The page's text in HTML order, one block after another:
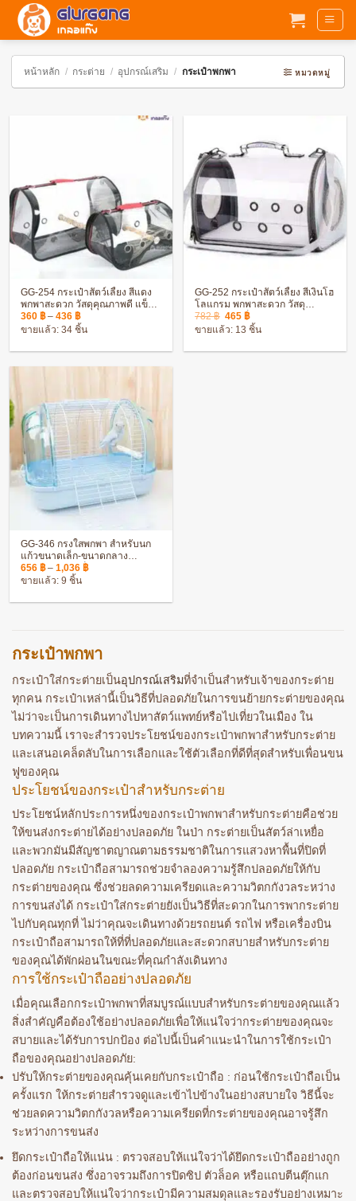
ข้าม
หน้าหลัก / กระต่าย / อุปกรณ์เสริม / กระเป๋าพกพา หมวดหมู่
GG-254 กระเป๋าสัตว์เลี้ยง สีแดง
พกพาสะดวก วัสดุคุณภาพดี แข็ง
แรง ทนทาน
360 ฿ – 436 ฿Price
range:
360 ฿
436 ฿
ขายแล้ว: 34 ชิ้น
GG-252 กระเป๋าสัตว์เลี้ยง สีเงินโฮ
โลแกรม พกพาสะดวก วัสดุ
คุณภาพดี แข็งแรง ทนทาน
782฿ Original
price
was:
465 ฿Current
price
is:
ขายแล้ว: 13 ชิ้น
GG-346 กรงใสพกพา สำหรับนก
แก้วขนาดเล็ก-ขนาดกลาง
ประกอบง่าย แข็งแรง ทนทาน
656 ฿ – 1,036 ฿Price
1,036 ฿
ขายแล้ว: 9 ชิ้น
กระเป๋าพกพา
กระเป๋าใส่กระต่ายเป็นอุปกรณ์เสริมที่จำเป็นสำหรับเจ้าของกระต่าย
ทุกคน กระเป๋าเหล่านี้เป็นวิธีที่ปลอดภัยในการขนย้ายกระต่ายของคุณ
ไม่ว่าจะเป็นการเดินทางไปหาสัตว์แพทย์หรือไปเที่ยวในเมือง ใน
บทความนี้ เราจะสำรวจประโยชน์ของกระเป๋าพกพาสำหรับกระต่าย
และเสนอเคล็ดลับในการเลือกและใช้ตัวเลือกที่ดีที่สุดสำหรับเพื่อนขน
ฟูของคุณ
ประโยชน์ของกระเป๋าสำหรับกระต่าย
ประโยชน์หลักประการหนึ่งของกระเป๋าพกพาสำหรับกระต่ายคือช่วย
ให้ขนส่งกระต่ายได้อย่างปลอดภัย ในป่า กระต่ายเป็นสัตว์ล่าเหยื่อ
และพวกมันมีสัญชาตญาณตามธรรมชาติในการแสวงหาพื้นที่ปิดที่
ปลอดภัย กระเป๋าถือสามารถช่วยจำลองความรู้สึกปลอดภัยให้กับ
กระต่ายของคุณ ซึ่งช่วยลดความเครียดและความวิตกกังวลระหว่าง
การขนส่งได้ กระเป๋าใส่กระต่ายยังเป็นวิธีที่สะดวกในการพากระต่าย
ไปกับคุณทุกที่ ไม่ว่าคุณจะเดินทางด้วยรถยนต์ รถไฟ หรือเครื่องบิน
กระเป๋าถือสามารถให้ที่ที่ปลอดภัยและสะดวกสบายสำหรับกระต่าย
ของคุณได้พักผ่อนในขณะที่คุณกำลังเดินทาง
การใช้กระเป๋าถืออย่างปลอดภัย
เมื่อคุณเลือกกระเป๋าพกพาที่สมบูรณ์แบบสำหรับกระต่ายของคุณแล้ว
สิ่งสำคัญคือต้องใช้อย่างปลอดภัยเพื่อให้แน่ใจว่ากระต่ายของคุณจะ
สบายและได้รับการปกป้อง ต่อไปนี้เป็นคำแนะนำในการใช้กระเป๋า
ถือของคุณอย่างปลอดภัย:
ปรับให้กระต่ายของคุณคุ้นเคยกับกระเป๋าถือ : ก่อนใช้กระเป๋าถือเป็น
ครั้งแรก ให้กระต่ายสำรวจดูและเข้าไปข้างในอย่างสบายใจ วิธีนี้จะ
ช่วยลดความวิตกกังวลหรือความเครียดที่กระต่ายของคุณอาจรู้สึก
ระหว่างการขนส่ง
ยึดกระเป๋าถือให้แน่น : ตรวจสอบให้แน่ใจว่าได้ยึดกระเป๋าถืออย่างถูก
ต้องก่อนขนส่ง ซึ่งอาจรวมถึงการปิดซิป ตัวล็อค หรือแถบตีนตุ๊กแก
และตรวจสอบให้แน่ใจว่ากระเป๋ามีความสมดุลและรองรับอย่างเหมาะ